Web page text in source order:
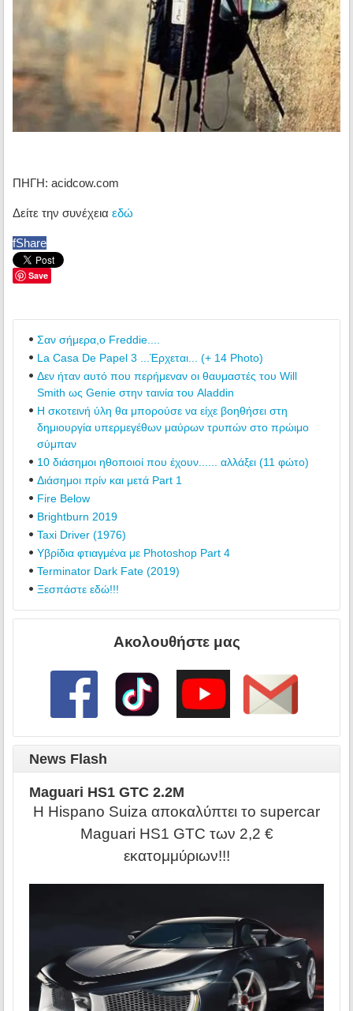
ΠΗΓΗ: acidcow.com
Δείτε την συνέχεια εδώ
fShare
Save
Σαν σήμερα,ο Freddie....
La Casa De Papel 3 ...Έρχεται... (+ 14 Photo)
Δεν ήταν αυτό που περήμεναν οι θαυμαστές του Will
Smith ως Genie στην ταινία του Aladdin
Η σκοτεινή ύλη θα μπορούσε να είχε βοηθήσει στη
δημιουργία υπερμεγέθων μαύρων τρυπών στο πρώιμο
σύμπαν
10 διάσημοι ηθοποιοί που έχουν...... αλλάξει (11 φώτο)
Διάσημοι πρίν και μετά Part 1
Fire Below
Brightburn 2019
Taxi Driver (1976)
Υβρίδια φτιαγμένα με Photoshop Part 4
Terminator Dark Fate (2019)
Ξεσπάστε εδώ!!!
Ακολουθήστε μας
News Flash
Maguari HS1 GTC 2.2M
Η Hispano Suiza αποκαλύπτει το supercar
Maguari HS1 GTC των 2,2 €
εκατομμύριων!!!